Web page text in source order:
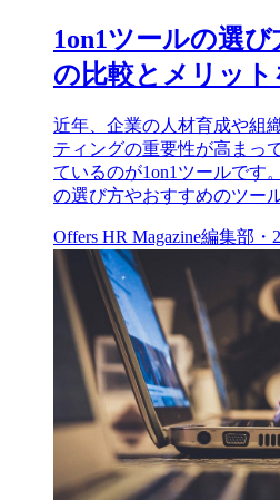
1on1ツールの選
の比較とメリット
近年、企業の人材育成や組
ティングの重要性が高まっ
ているのが1on1ツールです
の選び方やおすすめのツー
Offers HR Magazine編集部 ・